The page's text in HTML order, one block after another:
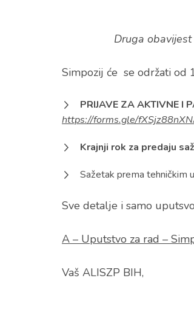
Druga
Simpozij će se održati od
PRIJAVE ZA AKTIVNE I
https://forms.gle/
Krajnji rok za predaju
Sažetak prema tehničkim
Sve detalje i samo
A – Uputstvo za rad –
Vaš ALISZP BIH,